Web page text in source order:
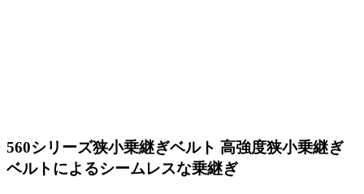
560シリーズ狭小乗継ぎベルト 高強度狭小乗継ぎ
ベルトによるシームレスな乗継ぎ